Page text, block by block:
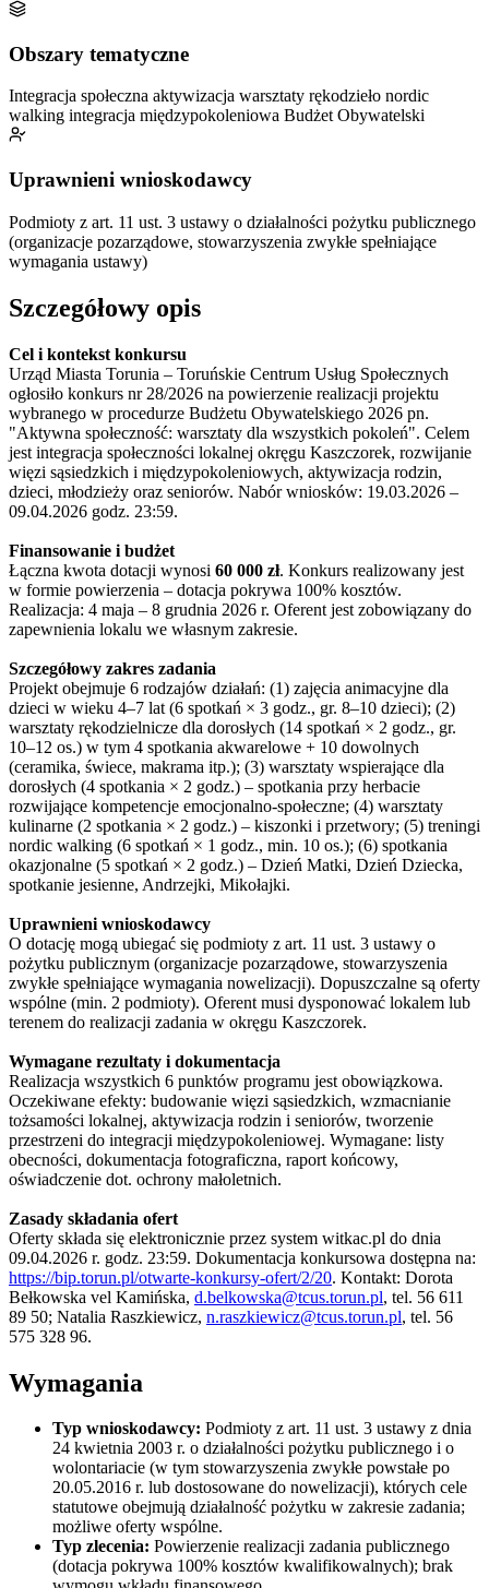
Obszary tematyczne
Integracja społeczna aktywizacja warsztaty rękodzieło nordic
walking integracja międzypokoleniowa Budżet Obywatelski
Uprawnieni wnioskodawcy
Podmioty z art. 11 ust. 3 ustawy o działalności pożytku publicznego
(organizacje pozarządowe, stowarzyszenia zwykłe spełniające
wymagania ustawy)
Szczegółowy opis
Cel i kontekst konkursu
Urząd Miasta Torunia – Toruńskie Centrum Usług Społecznych
ogłosiło konkurs nr 28/2026 na powierzenie realizacji projektu
wybranego w procedurze Budżetu Obywatelskiego 2026 pn.
"Aktywna społeczność: warsztaty dla wszystkich pokoleń". Celem
jest integracja społeczności lokalnej okręgu Kaszczorek, rozwijanie
więzi sąsiedzkich i międzypokoleniowych, aktywizacja rodzin,
dzieci, młodzieży oraz seniorów. Nabór wniosków: 19.03.2026 –
09.04.2026 godz. 23:59.
Finansowanie i budżet
Łączna kwota dotacji wynosi 60 000 zł. Konkurs realizowany jest
w formie powierzenia – dotacja pokrywa 100% kosztów.
Realizacja: 4 maja – 8 grudnia 2026 r. Oferent jest zobowiązany do
zapewnienia lokalu we własnym zakresie.
Szczegółowy zakres zadania
Projekt obejmuje 6 rodzajów działań: (1) zajęcia animacyjne dla
dzieci w wieku 4–7 lat (6 spotkań × 3 godz., gr. 8–10 dzieci); (2)
warsztaty rękodzielnicze dla dorosłych (14 spotkań × 2 godz., gr.
10–12 os.) w tym 4 spotkania akwarelowe + 10 dowolnych
(ceramika, świece, makrama itp.); (3) warsztaty wspierające dla
dorosłych (4 spotkania × 2 godz.) – spotkania przy herbacie
rozwijające kompetencje emocjonalno-społeczne; (4) warsztaty
kulinarne (2 spotkania × 2 godz.) – kiszonki i przetwory; (5) treningi
nordic walking (6 spotkań × 1 godz., min. 10 os.); (6) spotkania
okazjonalne (5 spotkań × 2 godz.) – Dzień Matki, Dzień Dziecka,
spotkanie jesienne, Andrzejki, Mikołajki.
Uprawnieni wnioskodawcy
O dotację mogą ubiegać się podmioty z art. 11 ust. 3 ustawy o
pożytku publicznym (organizacje pozarządowe, stowarzyszenia
zwykłe spełniające wymagania nowelizacji). Dopuszczalne są oferty
wspólne (min. 2 podmioty). Oferent musi dysponować lokalem lub
terenem do realizacji zadania w okręgu Kaszczorek.
Wymagane rezultaty i dokumentacja
Realizacja wszystkich 6 punktów programu jest obowiązkowa.
Oczekiwane efekty: budowanie więzi sąsiedzkich, wzmacnianie
tożsamości lokalnej, aktywizacja rodzin i seniorów, tworzenie
przestrzeni do integracji międzypokoleniowej. Wymagane: listy
obecności, dokumentacja fotograficzna, raport końcowy,
oświadczenie dot. ochrony małoletnich.
Zasady składania ofert
Oferty składa się elektronicznie przez system witkac.pl do dnia
09.04.2026 r. godz. 23:59. Dokumentacja konkursowa dostępna na:
https://bip.torun.pl/otwarte-konkursy-ofert/2/20. Kontakt: Dorota
Bełkowska vel Kamińska, d.belkowska@tcus.torun.pl, tel. 56 611
89 50; Natalia Raszkiewicz, n.raszkiewicz@tcus.torun.pl, tel. 56
575 328 96.
Wymagania
Typ wnioskodawcy: Podmioty z art. 11 ust. 3 ustawy z dnia
24 kwietnia 2003 r. o działalności pożytku publicznego i o
wolontariacie (w tym stowarzyszenia zwykłe powstałe po
20.05.2016 r. lub dostosowane do nowelizacji), których cele
statutowe obejmują działalność pożytku w zakresie zadania;
możliwe oferty wspólne.
Typ zlecenia: Powierzenie realizacji zadania publicznego
(dotacja pokrywa 100% kosztów kwalifikowalnych); brak